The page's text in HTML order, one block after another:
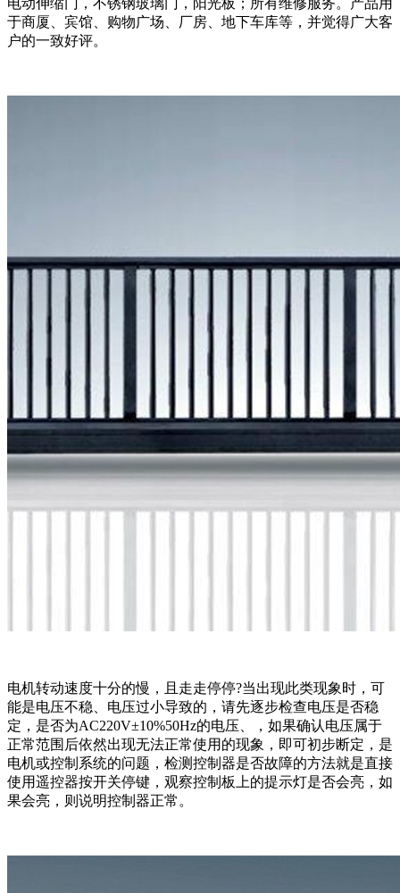
于商厦、宾馆、购物广场、厂房、地下车库等，并觉得广大客
户的一致好评。
电机转动速度十分的慢，且走走停停?当出现此类现象时，可
能是电压不稳、电压过小导致的，请先逐步检查电压是否稳
定，是否为AC220V±10%50Hz的电压、，如果确认电压属于
正常范围后依然出现无法正常使用的现象，即可初步断定，是
电机或控制系统的问题，检测控制器是否故障的方法就是直接
使用遥控器按开关停键，观察控制板上的提示灯是否会亮，如
果会亮，则说明控制器正常。